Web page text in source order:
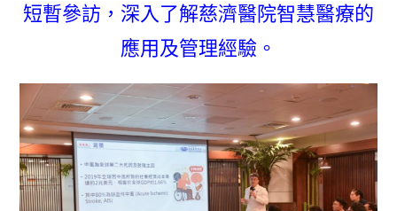
短暫參訪，深入了解慈濟醫院智慧醫療的
應用及管理經驗。